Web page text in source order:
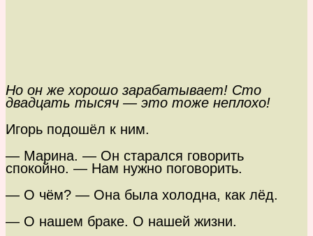
Но он же хорошо зарабатывает! Сто
двадцать тысяч — это тоже неплохо!
Игорь подошёл к ним.
— Марина. — Он старался говорить
спокойно. — Нам нужно поговорить.
— О чём? — Она была холодна, как лёд.
— О нашем браке. О нашей жизни.